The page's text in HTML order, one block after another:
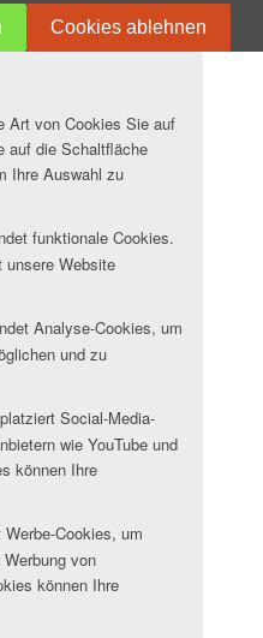
Cookies ablehnen
Art von Cookies Sie auf
auf die Schaltfläche
Ihre Auswahl zu
funktionale Cookies.
unsere Website
Analyse-Cookies, um
und zu
Social-Media-
wie YouTube und
können Ihre
Cookies, um
von
können Ihre